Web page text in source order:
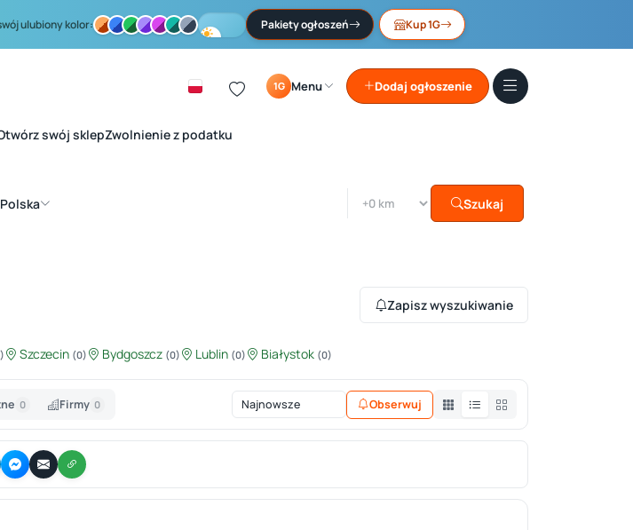
ulubiony kolor: Pakiety ogłoszeń Kup 1G
1G Menu Dodaj ogłoszenie
swój sklepZwolnienie z podatku
Szukaj
Zapisz wyszukiwanie
Szczecin (0) Bydgoszcz (0) Lublin (0) Białystok (0)
0 Firmy 0 Obserwuj